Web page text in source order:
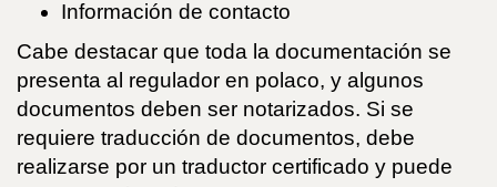
Información de contacto
Cabe destacar que toda la documentación se
presenta al regulador en polaco, y algunos
documentos deben ser notarizados. Si se
requiere traducción de documentos, debe
realizarse por un traductor certificado y puede